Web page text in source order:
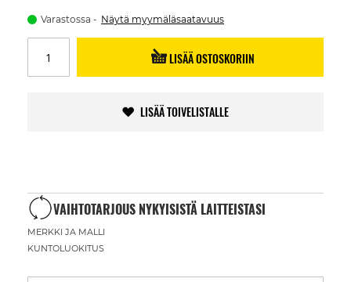
Varastossa Näytä myymäläsaatavuus
LISÄÄ OSTOSKORIIN
LISÄÄ TOIVELISTALLE
VAIHTOTARJOUS NYKYISISTÄ LAITTEISTASI
MERKKI JA MALLI
KUNTOLUOKITUS